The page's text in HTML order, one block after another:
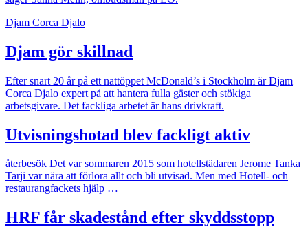
Djam Corca Djalo
Djam gör skillnad
Efter snart 20 år på ett nattöppet McDonald’s i Stockholm är Djam
Corca Djalo expert på att hantera fulla ­gäster och stökiga
arbetsgivare. Det fackliga arbetet är hans drivkraft.
Utvisningshotad blev fackligt aktiv
återbesök Det var sommaren 2015 som hotellstädaren Jerome Tanka
Tarji var nära att förlora allt och bli utvisad. Men med Hotell- och
restaurangfackets hjälp …
HRF får skadestånd efter skyddsstopp